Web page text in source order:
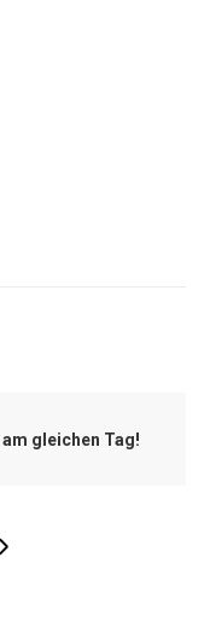
gleichen Tag!
›